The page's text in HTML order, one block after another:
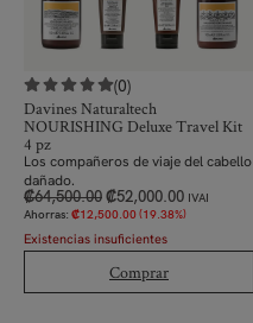
(0)
Davines Naturaltech
NOURISHING Deluxe Travel Kit
4 pz
Los compañeros de viaje del cabello
dañado.
₡64,500.00₡52,000.00 IVAI
Ahorras: ₡12,500.00(19.38%)
Existencias insuficientes
Comprar